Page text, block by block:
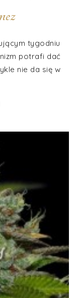
tygodniu
potrafi dać
nie da się w